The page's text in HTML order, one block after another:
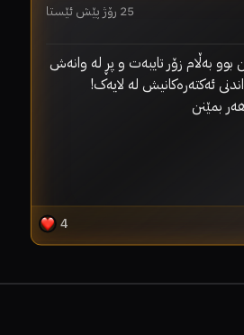
25 رۆژ پێش ئێستا
فیلمێکی چەن غەمگین بوو بەڵام زۆر تایبەت و پڕ لە وانەش
بمێنن
4